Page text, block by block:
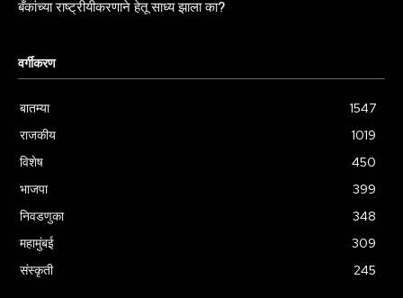
बँकांच्या राष्ट्रीयीकरणाने हेतू साध्य झाला का?
वर्गीकरण
बातम्या
1547
राजकीय
1019
विशेष
450
भाजपा
399
निवडणुका
348
महामुंबई
309
संस्कृती
245